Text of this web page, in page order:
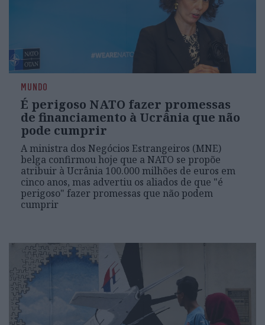
MUNDO
É perigoso NATO fazer promessas
de financiamento à Ucrânia que não
pode cumprir
A ministra dos Negócios Estrangeiros (MNE)
belga confirmou hoje que a NATO se propõe
atribuir à Ucrânia 100.000 milhões de euros em
cinco anos, mas advertiu os aliados de que "é
perigoso" fazer promessas que não podem
cumprir